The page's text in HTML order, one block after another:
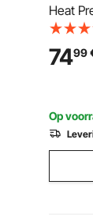
Heat
Press
7499
Op